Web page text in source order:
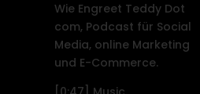
Wie Engreet Teddy Dot
com, Podcast für Social
Media, online Marketing
und E-Commerce.